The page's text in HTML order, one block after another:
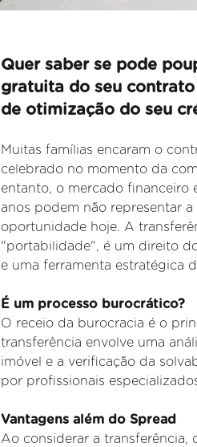
Quer saber se pode
gratuita do seu
de otimização do seu
Muitas famílias encaram o
celebrado no momento da
entanto, o mercado financeiro
anos podem não representar a
oportunidade hoje. A
"portabilidade", é um direito
e uma ferramenta estratégica
É um processo burocrático?
O receio da burocracia é o
transferência envolve uma
imóvel e a verificação da
por profissionais
Vantagens além do Spread
Ao considerar a transferência,